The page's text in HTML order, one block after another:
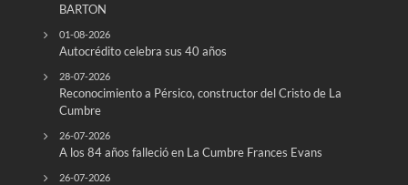
BARTON
01-08-2026
Autocrédito celebra sus 40 años
28-07-2026
Reconocimiento a Pérsico, constructor del Cristo de La
Cumbre
26-07-2026
A los 84 años falleció en La Cumbre Frances Evans
26-07-2026